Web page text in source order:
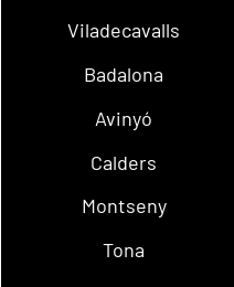
Viladecavalls
Badalona
Avinyó
Calders
Montseny
Tona